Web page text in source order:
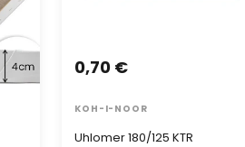
Uhlomer 180/125 KTR
0,70 €
KOH-I-NOOR